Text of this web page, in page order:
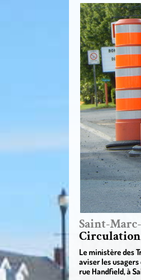
Saint-
Circulation
Le ministère des
aviser les
rue Handfield, à